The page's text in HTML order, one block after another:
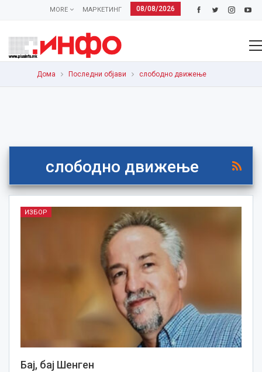
08/08/2026
МАРКЕТИНГ
MORE
Дома Последни објави слободно движење
слободно движење
ИЗБОР
Бај, бај Шенген